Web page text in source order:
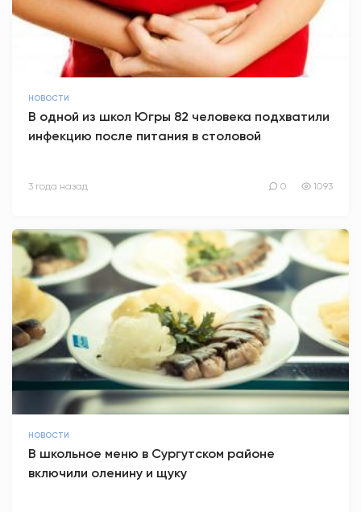
НОВОСТИ
В одной из школ Югры 82 человека подхватили
инфекцию после питания в столовой
3 года назад 0 1093
НОВОСТИ
В школьное меню в Сургутском районе
включили оленину и щуку